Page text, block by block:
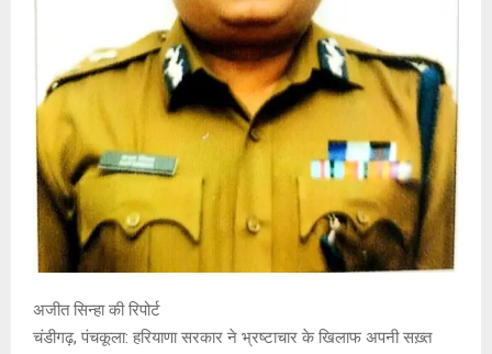
अजीत सिन्हा की रिपोर्ट
चंडीगढ़, पंचकूला: हरियाणा सरकार ने भ्रष्टाचार के खिलाफ अपनी सख़्त